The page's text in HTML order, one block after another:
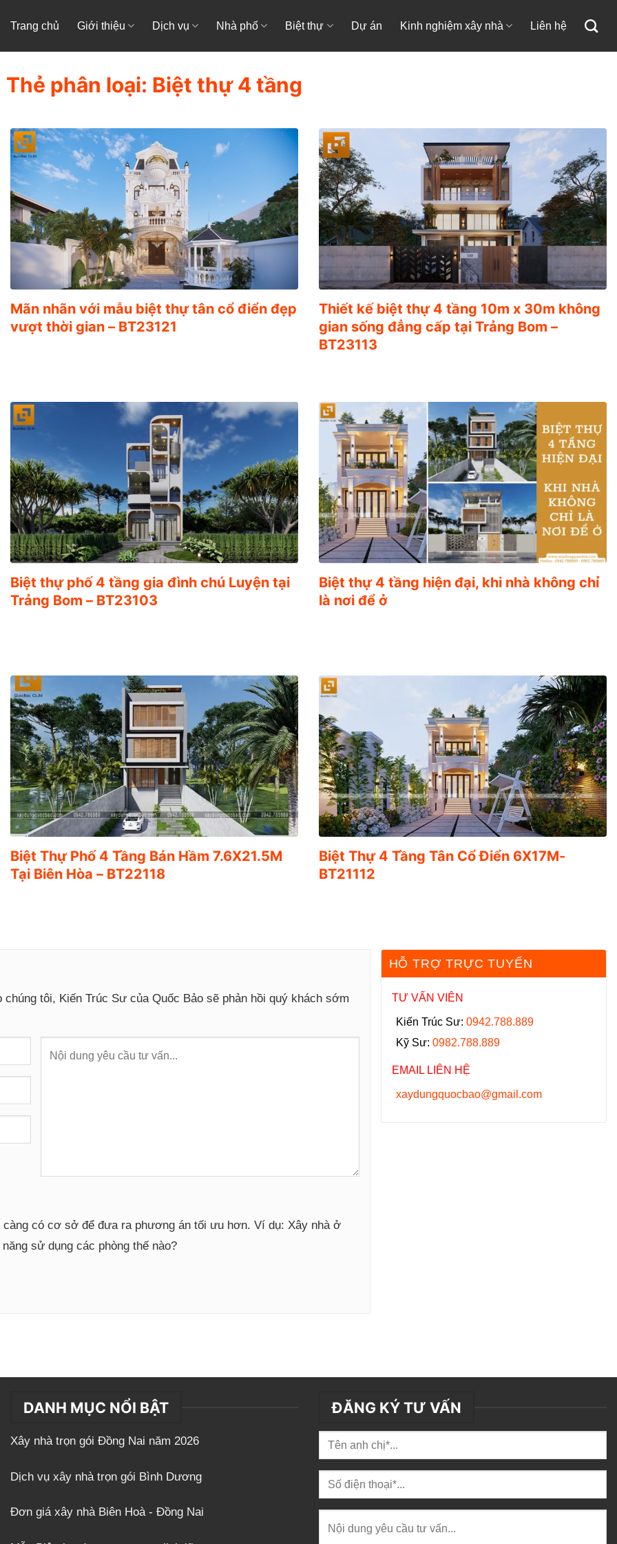
Trang chủ Giới thiệu Dịch vụ Nhà phố Biệt thự Dự án Kinh nghiệm xây nhà Liên hệ
Thẻ phân loại: Biệt thự 4 tầng
Mãn nhãn với mẫu biệt thự tân cổ điển đẹp
vượt thời gian – BT23121
Thiết kế biệt thự 4 tầng 10m x 30m không
gian sống đẳng cấp tại Trảng Bom –
BT23113
Biệt thự phố 4 tầng gia đình chú Luyện tại
Trảng Bom – BT23103
Biệt thự 4 tầng hiện đại, khi nhà không chỉ
là nơi để ở
Biệt Thự Phố 4 Tầng Bán Hầm 7.6X21.5M
Tại Biên Hòa – BT22118
Biệt Thự 4 Tầng Tân Cổ Điển 6X17M-
BT21112
tôi, Kiến Trúc Sư của Quốc Bảo sẽ phản hồi quý khách sớm
có cơ sở để đưa ra phương án tối ưu hơn. Ví dụ: Xây nhà ở
sử dụng các phòng thế nào?
HỖ TRỢ TRỰC TUYẾN
TƯ VẤN VIÊN
Kiến Trúc Sư: 0942.788.889
Kỹ Sư: 0982.788.889
EMAIL LIÊN HỆ
xaydungquocbao@gmail.com
DANH MỤC NỔI BẬT
Xây nhà trọn gói Đồng Nai năm 2026
Dịch vụ xây nhà trọn gói Bình Dương
Đơn giá xây nhà Biên Hoà - Đồng Nai
ĐĂNG KÝ TƯ VẤN